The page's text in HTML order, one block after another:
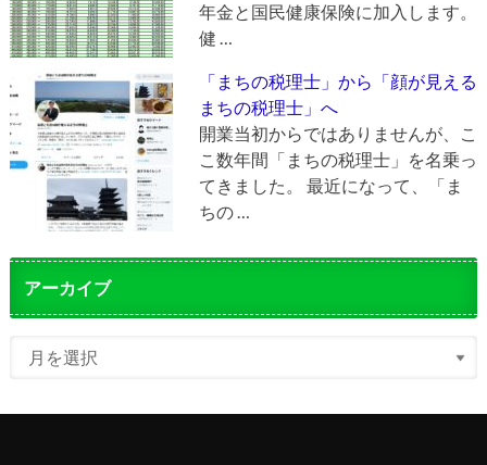
年金と国民健康保険に加入します。
健 …
「まちの税理士」から「顔が見える
まちの税理士」へ
開業当初からではありませんが、こ
こ数年間「まちの税理士」を名乗っ
てきました。 最近になって、「ま
ちの …
アーカイブ